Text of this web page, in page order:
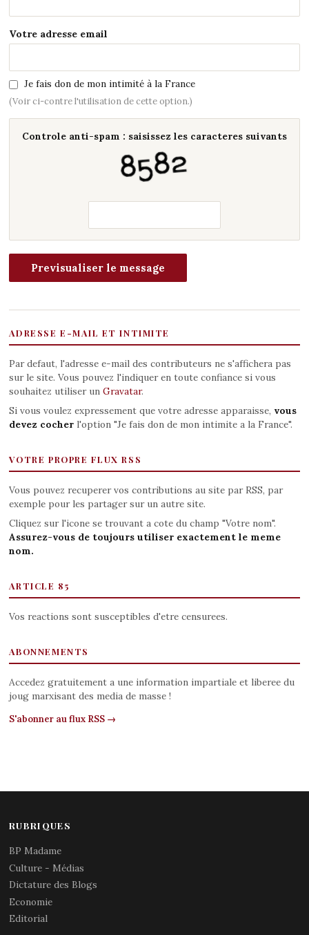
Votre adresse email
Je fais don de mon intimité à la France
(Voir ci-contre l'utilisation de cette option.)
Controle anti-spam : saisissez les caracteres suivants
ADRESSE E-MAIL ET INTIMITE
Par defaut, l'adresse e-mail des contributeurs ne s'affichera pas
sur le site. Vous pouvez l'indiquer en toute confiance si vous
souhaitez utiliser un Gravatar.
Si vous voulez expressement que votre adresse apparaisse, vous
devez cocherl'option "Je fais don de mon intimite a la France".
VOTRE PROPRE FLUX RSS
Vous pouvez recuperer vos contributions au site par RSS, par
exemple pour les partager sur un autre site.
Cliquez sur l'icone se trouvant a cote du champ "Votre nom".
Assurez-vous de toujours utiliser exactement le meme
nom.
ARTICLE 85
Vos reactions sont susceptibles d'etre censurees.
ABONNEMENTS
Accedez gratuitement a une information impartiale et liberee du
joug marxisant des media de masse !
S'abonner au flux RSS →
RUBRIQUES
BP Madame
Culture - Médias
Dictature des Blogs
Economie
Editorial